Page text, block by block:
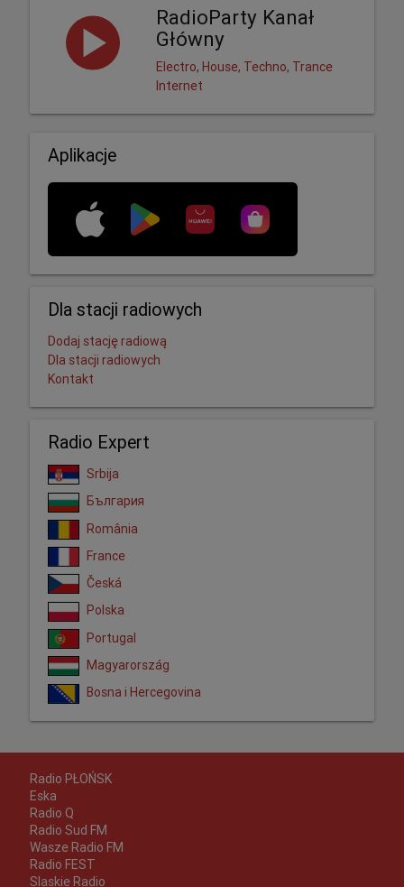
RadioParty Kanał
Główny
Electro, House, Techno, Trance
Internet
Aplikacje
Dla stacji radiowych
Dodaj stację radiową
Dla stacji radiowych
Kontakt
Radio Expert
Srbija
България
România
France
Česká
Polska
Portugal
Magyarország
Bosna i Hercegovina
Radio PŁOŃSK
Eska
Radio Q
Radio Sud FM
Wasze Radio FM
Radio FEST
Slaskie Radio